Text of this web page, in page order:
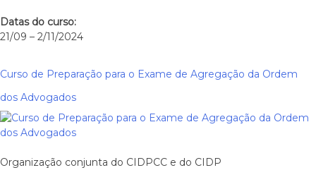
Datas do curso:
21/09 – 2/11/2024
Curso de Preparação para o Exame de Agregação da Ordem
dos Advogados
Organização conjunta do CIDPCC e do CIDP